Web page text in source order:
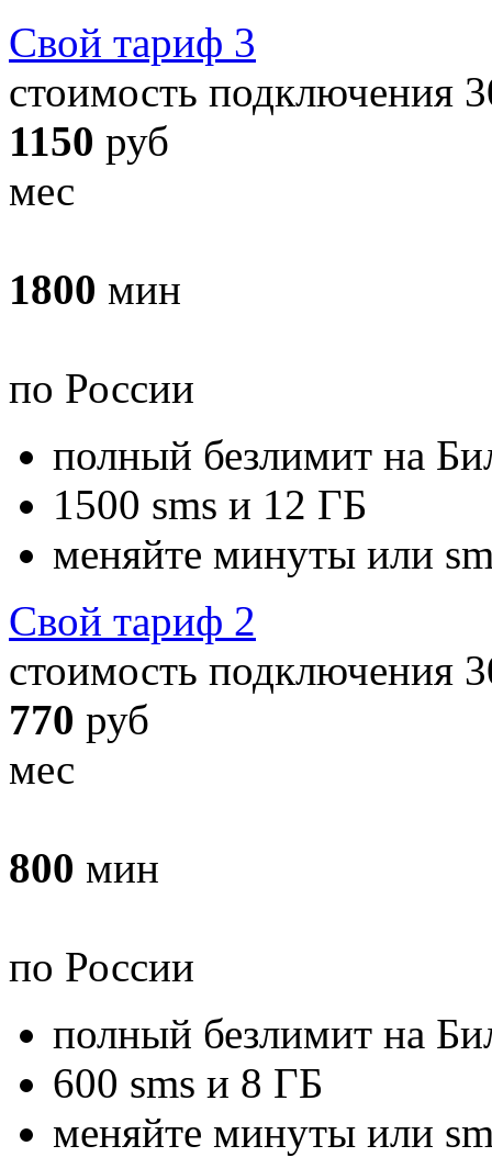
Свой тариф 3
стоимость подключения
1150 руб
мес
1800 мин
по России
полный безлимит на
1500 sms и 12 ГБ
меняйте минуты или
Свой тариф 2
стоимость подключения
770 руб
мес
800 мин
по России
полный безлимит на
600 sms и 8 ГБ
меняйте минуты или